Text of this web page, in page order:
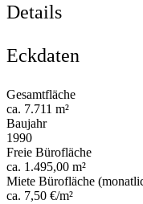
Details
Eckdaten
Gesamtfläche
ca. 7.711 m²
Baujahr
1990
Freie Bürofläche
ca. 1.495,00 m²
Miete Bürofläche
ca. 7,50 €/m²